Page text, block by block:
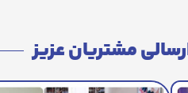
مشتریان عزیز